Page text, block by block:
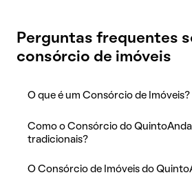
Perguntas frequentes
consórcio de imóveis
O que é um Consórcio de Imóveis?
Como o Consórcio do
tradicionais?
O Consórcio de Imóveis do